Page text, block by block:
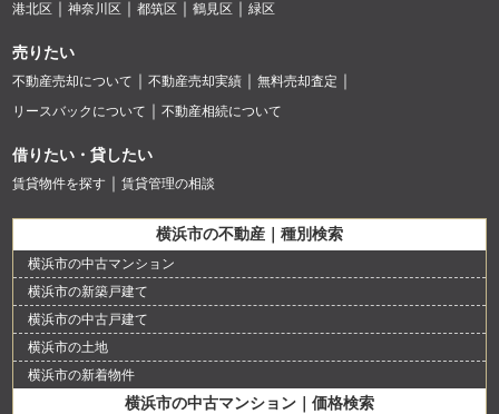
港北区 神奈川区 都筑区 鶴見区 緑区
売りたい
不動産売却について 不動産売却実績
無料売却査定
リースバックについて
不動産相続について
借りたい・貸したい
賃貸物件を探す 賃貸管理の相談
横浜市の不動産｜種別検索
横浜市の中古マンション
横浜市の新築戸建て
横浜市の中古戸建て
横浜市の土地
横浜市の新着物件
横浜市の中古マンション｜価格検索